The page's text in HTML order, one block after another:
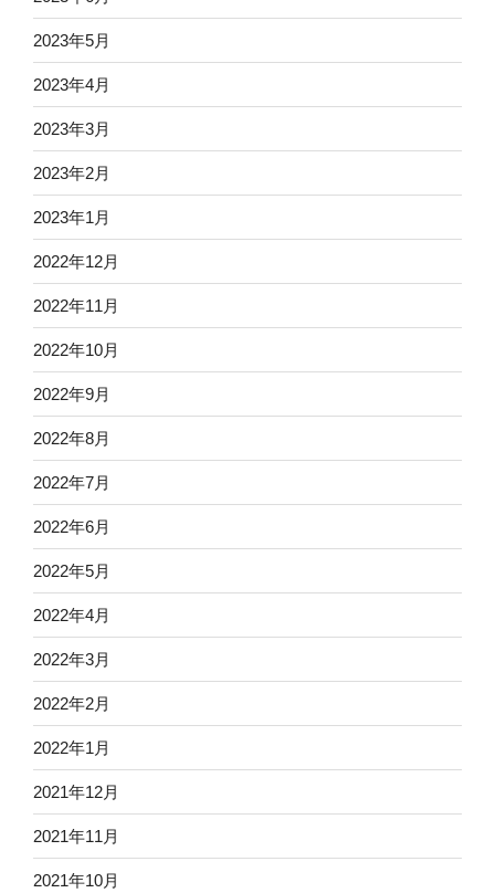
2023年5月
2023年4月
2023年3月
2023年2月
2023年1月
2022年12月
2022年11月
2022年10月
2022年9月
2022年8月
2022年7月
2022年6月
2022年5月
2022年4月
2022年3月
2022年2月
2022年1月
2021年12月
2021年11月
2021年10月